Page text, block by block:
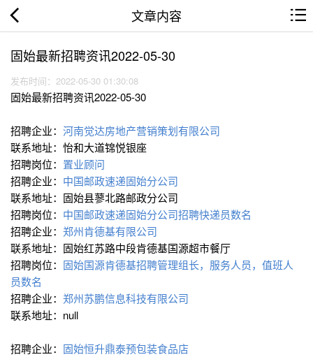
文章内容
固始最新招聘资讯2022-05-30
发布时间：2022-05-30 01:30:08
固始最新招聘资讯2022-05-30
招聘企业： 河南觉达房地产营销策划有限公司
联系地址：怡和大道锦悦银座
招聘岗位： 置业顾问
招聘企业： 中国邮政速递固始分公司
联系地址：固始县蓼北路邮政分公司
招聘岗位： 中国邮政速递固始分公司招聘快递员数名
招聘企业： 郑州肯德基有限公司
联系地址：固始红苏路中段肯德基国源超市餐厅
招聘岗位： 固始国源肯德基招聘管理组长，服务人员，值班人
员数名
招聘企业： 郑州苏鹏信息科技有限公司
联系地址：null
招聘企业： 固始恒升鼎泰预包装食品店